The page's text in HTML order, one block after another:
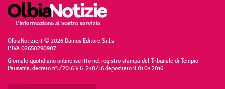
OlbiaNotizie.it © 2026 Damos Editore S.r.l.s
P.IVA 02650290907
Giornale quotidiano online iscritto nel registro stampa del Tribunale di Tempio
Pausania, decreto n°1/2016 V.G. 248/16 depositato il 01.04.2016